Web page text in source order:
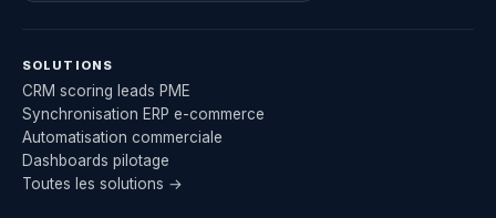
SOLUTIONS
CRM scoring leads PME
Synchronisation ERP e-commerce
Automatisation commerciale
Dashboards pilotage
Toutes les solutions →